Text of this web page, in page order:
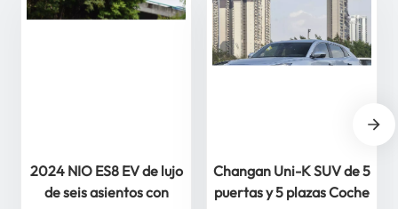
2024 NIO ES8 EV de lujo
de seis asientos con
Changan Uni-K SUV de 5
puertas y 5 plazas Coche